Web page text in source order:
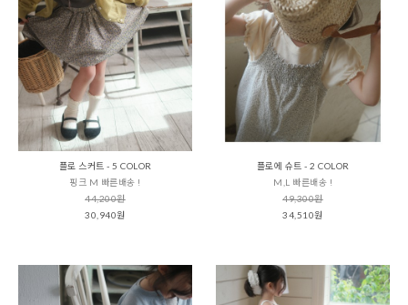
플로 스커트 - 5 COLOR
핑크 M 빠른배송 !
44,200원
30,940원
플로에 슈트 - 2 COLOR
M,L 빠른배송 !
49,300원
34,510원